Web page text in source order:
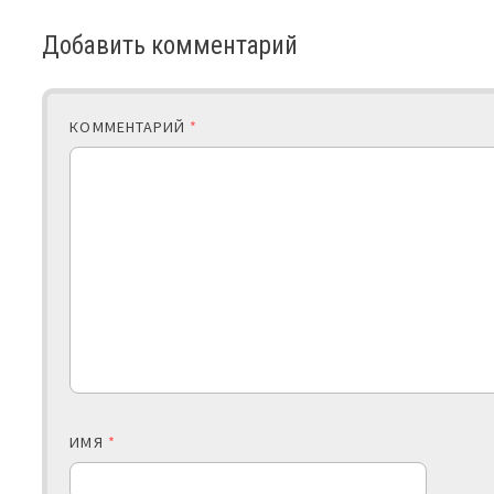
Добавить комментарий
КОММЕНТАРИЙ *
ИМЯ *